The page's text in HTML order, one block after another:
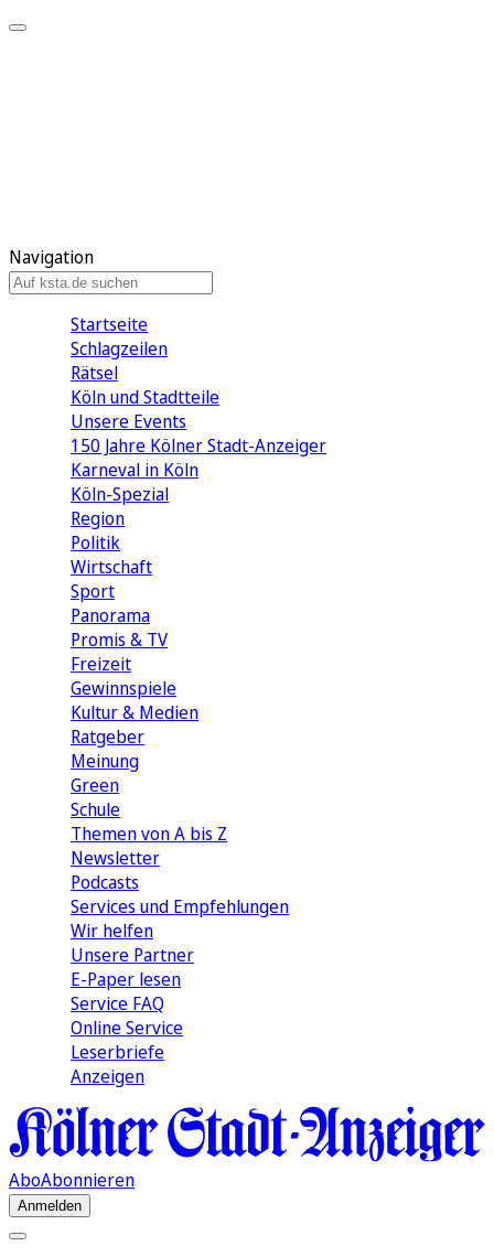
Navigation
Startseite
Schlagzeilen
Rätsel
Köln und Stadtteile
Unsere Events
150 Jahre Kölner Stadt-Anzeiger
Karneval in Köln
Köln-Spezial
Region
Politik
Wirtschaft
Sport
Panorama
Promis & TV
Freizeit
Gewinnspiele
Kultur & Medien
Ratgeber
Meinung
Green
Schule
Themen von A bis Z
Newsletter
Podcasts
Services und Empfehlungen
Wir helfen
Unsere Partner
E-Paper lesen
Service FAQ
Online Service
Leserbriefe
Anzeigen
AboAbonnieren
Anmelden